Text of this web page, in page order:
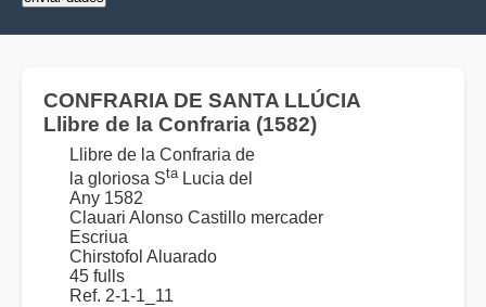
CONFRARIA DE SANTA LLÚCIA
Llibre de la Confraria (1582)
Llibre de la Confraria de
la gloriosa StaLucia del
Any 1582
Clauari Alonso Castillo mercader
Escriua
Chirstofol Aluarado
45 fulls
Ref. 2-1-1_11